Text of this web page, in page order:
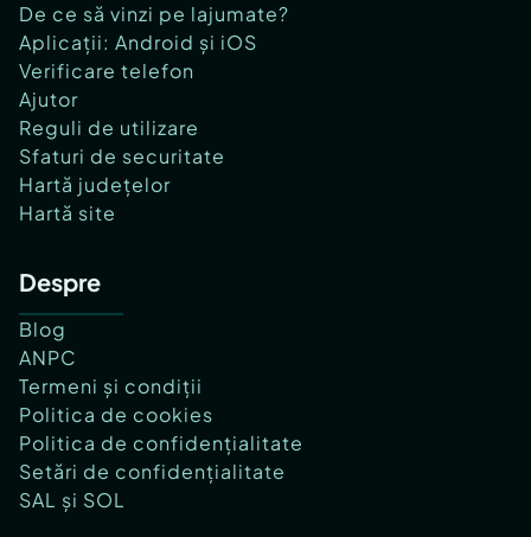
De ce să vinzi pe lajumate?
Aplicații: Android și iOS
Verificare telefon
Ajutor
Reguli de utilizare
Sfaturi de securitate
Hartă județelor
Hartă site
Despre
Blog
ANPC
Termeni și condiții
Politica de cookies
Politica de confidențialitate
Setări de confidențialitate
SAL și SOL